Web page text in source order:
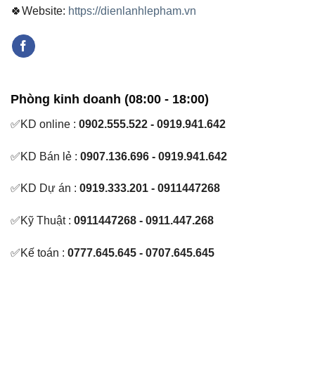
🍀Website: https://dienlanhlepham.vn
Phòng kinh doanh (08:00 - 18:00)
✅KD online : 0902.555.522 - 0919.941.642
✅KD Bán lẻ : 0907.136.696 - 0919.941.642
✅KD Dự án : 0919.333.201 - 0911447268
✅Kỹ Thuật : 0911447268 - 0911.447.268
✅Kế toán : 0777.645.645 - 0707.645.645